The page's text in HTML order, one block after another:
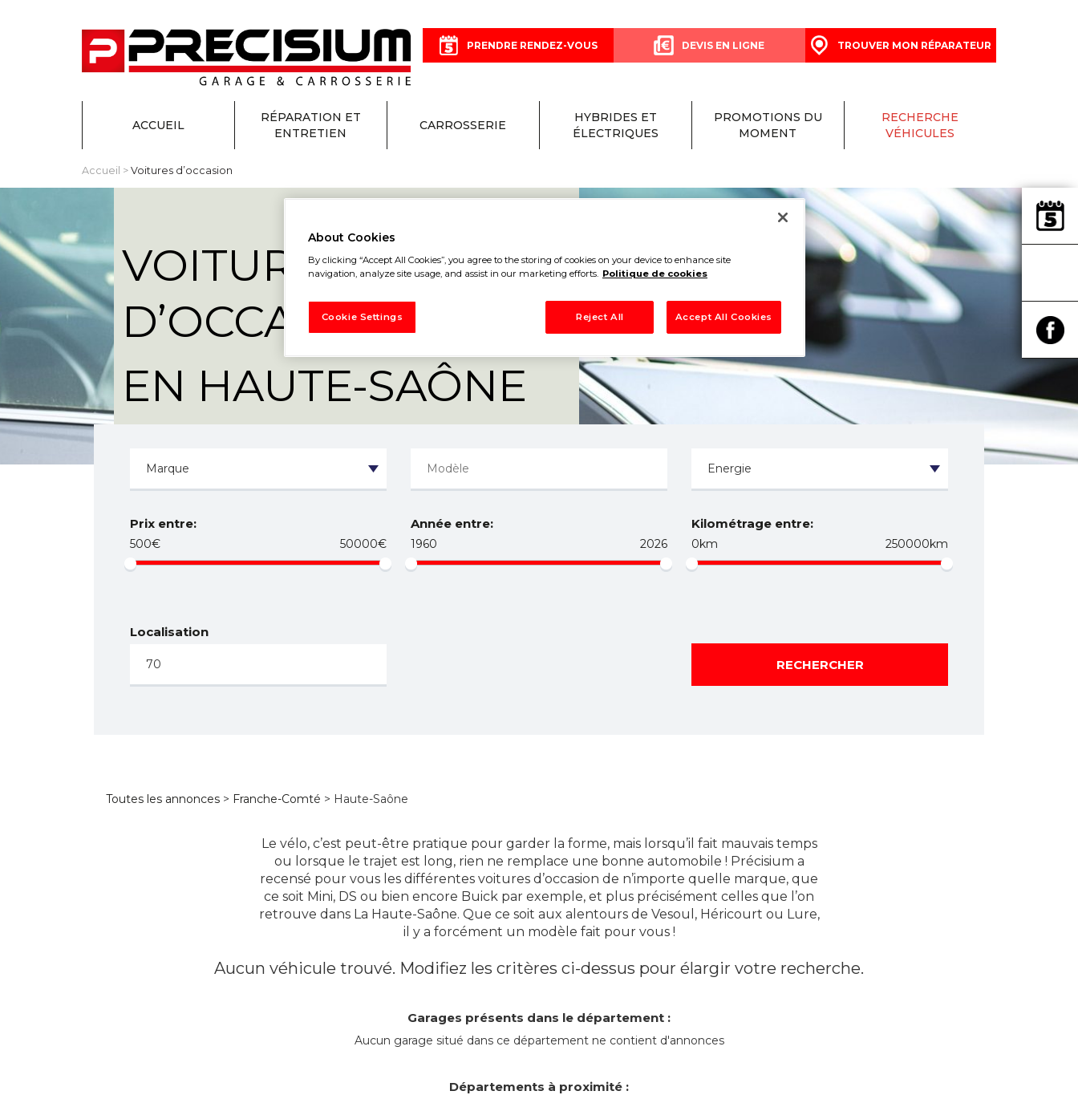
PRENDRE RENDEZ-VOUS DEVIS EN LIGNE TROUVER MON RÉPARATEUR
ACCUEIL
RÉPARATION ET
ENTRETIEN
CARROSSERIE
HYBRIDES ET
ÉLECTRIQUES
PROMOTIONS DU
MOMENT
RECHERCHE
VÉHICULES
Accueil > Voitures d’occasion
VOITURES
D’OCCASION
EN HAUTE-SAÔNE
Prix entre:
500€ 50000€
Année entre:
1960 2026
Kilométrage entre:
0km 250000km
Localisation
RECHERCHER
Toutes les annonces > Franche-Comté > Haute-Saône
Le vélo, c’est peut-être pratique pour garder la forme, mais lorsqu’il fait mauvais temps
ou lorsque le trajet est long, rien ne remplace une bonne automobile ! Précisium a
recensé pour vous les différentes voitures d’occasion de n’importe quelle marque, que
ce soit Mini, DS ou bien encore Buick par exemple, et plus précisément celles que l’on
retrouve dans La Haute-Saône. Que ce soit aux alentours de Vesoul, Héricourt ou Lure,
il y a forcément un modèle fait pour vous !
Aucun véhicule trouvé. Modifiez les critères ci-dessus pour élargir votre recherche.
Garages présents dans le département :
Aucun garage situé dans ce département ne contient d'annonces
Départements à proximité :
About Cookies
By clicking “Accept All Cookies”, you agree to the storing of cookies on your device to enhance site
navigation, analyze site usage, and assist in our marketing efforts. Politique de cookies
Reject All Accept All Cookies
Cookie Settings